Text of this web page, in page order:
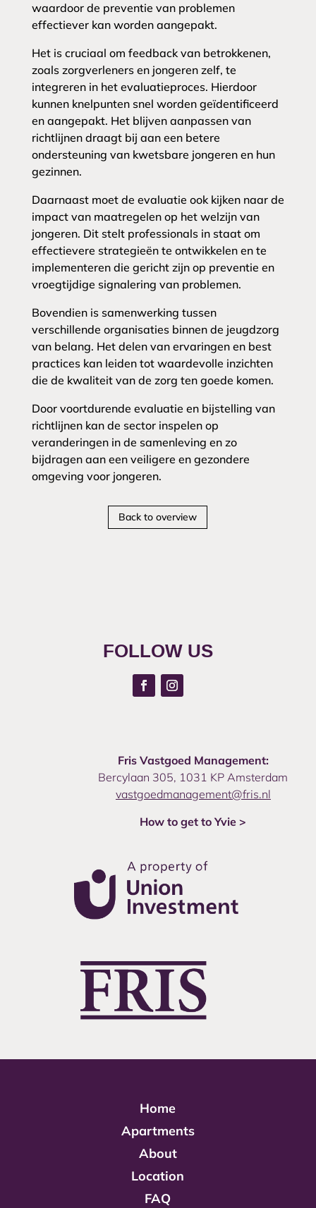
waardoor de preventie van problemen
effectiever kan worden aangepakt.
Het is cruciaal om feedback van betrokkenen,
zoals zorgverleners en jongeren zelf, te
integreren in het evaluatieproces. Hierdoor
kunnen knelpunten snel worden geïdentificeerd
en aangepakt. Het blijven aanpassen van
richtlijnen draagt bij aan een betere
ondersteuning van kwetsbare jongeren en hun
gezinnen.
Daarnaast moet de evaluatie ook kijken naar de
impact van maatregelen op het welzijn van
jongeren. Dit stelt professionals in staat om
effectievere strategieën te ontwikkelen en te
implementeren die gericht zijn op preventie en
vroegtijdige signalering van problemen.
Bovendien is samenwerking tussen
verschillende organisaties binnen de jeugdzorg
van belang. Het delen van ervaringen en best
practices kan leiden tot waardevolle inzichten
die de kwaliteit van de zorg ten goede komen.
Door voortdurende evaluatie en bijstelling van
richtlijnen kan de sector inspelen op
veranderingen in de samenleving en zo
bijdragen aan een veiligere en gezondere
omgeving voor jongeren.
Back to overview
FOLLOW US
Fris Vastgoed Management:
Bercylaan 305, 1031 KP Amsterdam
vastgoedmanagement@fris.nl
How to get to Yvie >
Home
Apartments
About
Location
FAQ